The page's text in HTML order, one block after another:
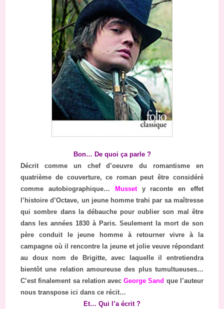
Bon… De quoi ça parle ?
Décrit comme un chef d’oeuvre du romantisme en
quatrième de couverture, ce roman peut être considéré
comme autobiographique…
Mussety raconte en effet
l’histoire d’Octave, un jeune homme trahi par sa maîtresse
qui sombre dans la débauche pour oublier son mal être
dans les années 1830 à Paris. Seulement la mort de son
père conduit le jeune homme à retourner vivre à la
campagne où il rencontre la jeune et jolie veuve répondant
au doux nom de Brigitte, avec laquelle il entretiendra
bientôt une relation amoureuse des plus tumultueuses…
C’est finalement sa relation avecGeorge Sand que l’auteur
nous transpose ici dans ce récit…
Et… Qui l’a écrit ?